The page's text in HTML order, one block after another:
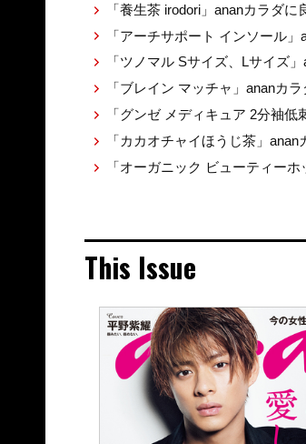
「養生茶 irodori」ananカラダ
「アーチサポート インソール
「ツノマル Sサイズ、Lサイズ
「ブレイン マッチャ」ananカ
「グンゼ メディキュア 2分袖
「カカオチャイほうじ茶」
「オーガニック ビューティー
This Issue